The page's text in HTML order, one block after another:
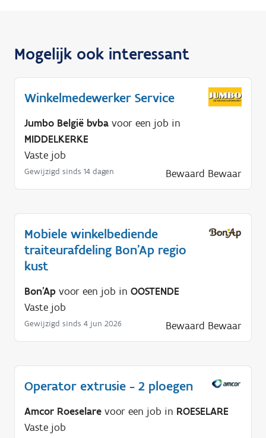
Mogelijk ook interessant
Winkelmedewerker Service
Jumbo België bvba voor een job in
MIDDELKERKE
Vaste job
Gewijzigd sinds 14 dagen Bewaard Bewaar
Mobiele winkelbediende
traiteurafdeling Bon'Ap regio
kust
Bon'Ap voor een job in OOSTENDE
Vaste job
Gewijzigd sinds 4 jun 2026 Bewaard Bewaar
Operator extrusie - 2 ploegen
Amcor Roeselare voor een job in ROESELARE
Vaste job